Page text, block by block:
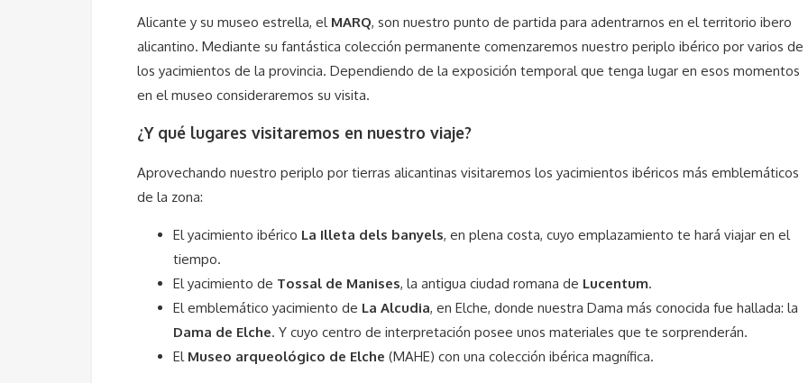
Alicante y su museo estrella, el MARQ, son nuestro punto de partida para adentrarnos en el territorio ibero
alicantino. Mediante su fantástica colección permanente comenzaremos nuestro periplo ibérico por varios de
los yacimientos de la provincia. Dependiendo de la exposición temporal que tenga lugar en esos momentos
en el museo consideraremos su visita.
¿Y qué lugares visitaremos en nuestro viaje?
Aprovechando nuestro periplo por tierras alicantinas visitaremos los yacimientos ibéricos más emblemáticos
de la zona:
El yacimiento ibérico La Illeta dels banyels, en plena costa, cuyo emplazamiento te hará viajar en el
tiempo.
El yacimiento de Tossal de Manises, la antigua ciudad romana de Lucentum.
El emblemático yacimiento de La Alcudia, en Elche, donde nuestra Dama más conocida fue hallada: la
Dama de Elche. Y cuyo centro de interpretación posee unos materiales que te sorprenderán.
El Museo arqueológico de Elche (MAHE) con una colección ibérica magnífica.